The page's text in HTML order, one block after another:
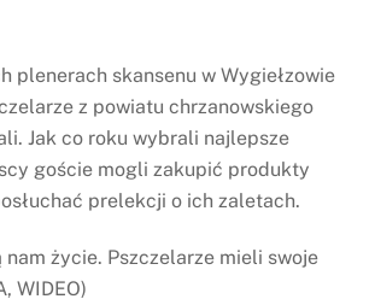
plenerach skansenu w Wygiełzowie
z powiatu chrzanowskiego
Jak co roku wybrali najlepsze
goście mogli zakupić produkty
prelekcji o ich zaletach.